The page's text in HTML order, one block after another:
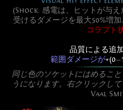
(Shock: 感電は、ヒットが与
受けるダメージを最大50%増
コラプト
品質による追
範囲ダメージが+(0—
同じ色のソケットにはめるこ
うになります。右クリックし
Vaal